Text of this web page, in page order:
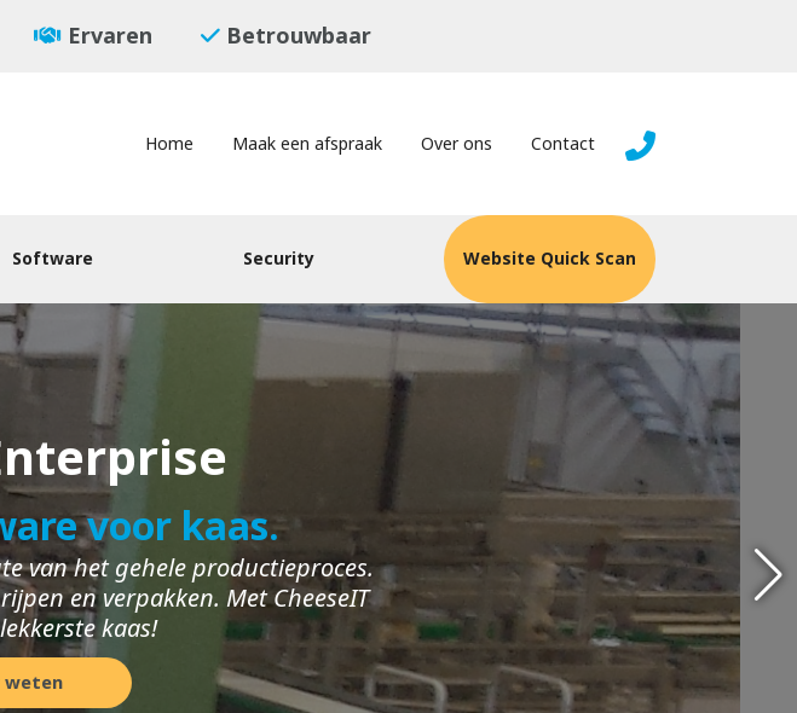
Ervaren Betrouwbaar
Home Maak een afspraak Over ons Contact
Software Security Website Quick Scan
voor kaas.
van het gehele productieproces.
en verpakken. Met CheeseIT
kaas!
weten